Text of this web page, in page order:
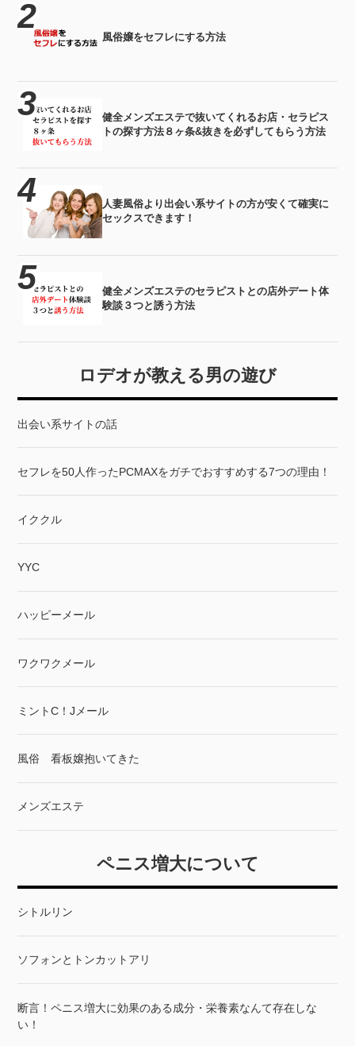
風俗嬢をセフレにする方法
健全メンズエステで抜いてくれるお店・セラピス
トの探す方法８ヶ条&抜きを必ずしてもらう方法
人妻風俗より出会い系サイトの方が安くて確実に
セックスできます！
健全メンズエステのセラピストとの店外デート体
験談３つと誘う方法
ロデオが教える男の遊び
出会い系サイトの話
セフレを50人作ったPCMAXをガチでおすすめする7つの理由！
イククル
YYC
ハッピーメール
ワクワクメール
ミントC！Jメール
風俗 看板嬢抱いてきた
メンズエステ
ペニス増大について
シトルリン
ソフォンとトンカットアリ
断言！ペニス増大に効果のある成分・栄養素なんて存在しな
い！